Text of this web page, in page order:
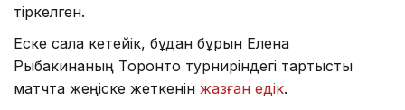
тіркелген.
Еске сала кетейік, бұдан бұрын Елена
Рыбакинаның Торонто турниріндегі тартысты
матчта жеңіске жеткенін жазған едік.